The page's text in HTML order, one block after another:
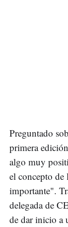
Preguntado
primera
algo muy
el concepto de
importante".
delegada de
de dar inicio a